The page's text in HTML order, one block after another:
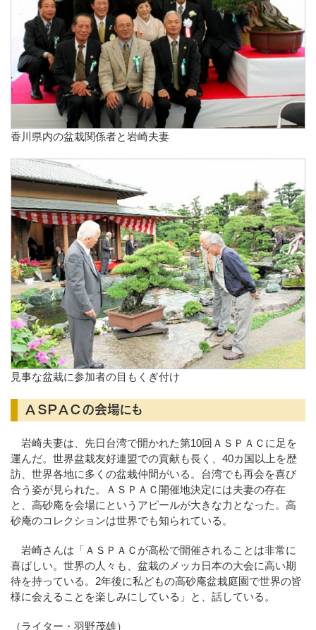
香川県内の盆栽関係者と岩崎夫妻
見事な盆栽に参加者の目もくぎ付け
ＡＳＰＡＣの会場にも
岩崎夫妻は、先日台湾で開かれた第10回ＡＳＰＡＣに足を
運んだ。世界盆栽友好連盟での貢献も長く、40カ国以上を歴
訪、世界各地に多くの盆栽仲間がいる。台湾でも再会を喜び
合う姿が見られた。ＡＳＰＡＣ開催地決定には夫妻の存在
と、高砂庵を会場にというアピールが大きな力となった。高
砂庵のコレクションは世界でも知られている。
岩崎さんは「ＡＳＰＡＣが高松で開催されることは非常に
喜ばしい。世界の人々も、盆栽のメッカ日本の大会に高い期
待を持っている。2年後に私どもの高砂庵盆栽庭園で世界の皆
様に会えることを楽しみにしている」と、話している。
（ライター・羽野茂雄）